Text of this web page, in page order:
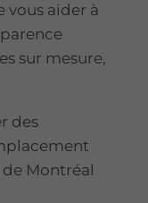
vous aider à
sur mesure,
des
Montréal